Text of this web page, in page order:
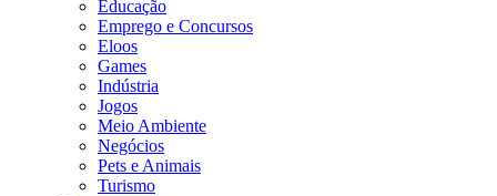
Educação
Emprego e Concursos
Eloos
Games
Indústria
Jogos
Meio Ambiente
Negócios
Pets e Animais
Turismo